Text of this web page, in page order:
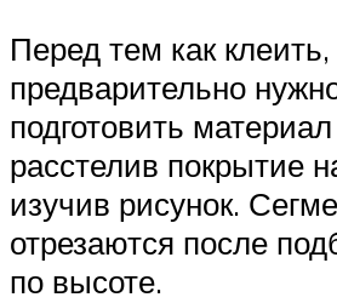
Перед тем как клеить,
предварительно
подготовить
расстелив покрытие
изучив рисунок.
отрезаются после
по высоте.